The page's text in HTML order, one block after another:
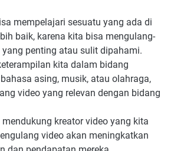
mempelajari sesuatu yang ada di
baik, karena kita bisa mengulang-
penting atau sulit dipahami.
kita dalam bidang
asing, musik, atau olahraga,
video yang relevan dengan bidang
kreator video yang kita
video akan meningkatkan